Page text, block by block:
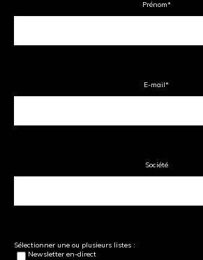
Prénom*
E-mail*
Société
Sélectionner une ou plusieurs listes :
Newsletter en-direct